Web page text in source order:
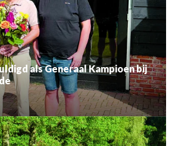
als Generaal Kampioen bij